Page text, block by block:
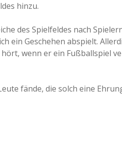
hinzu.
des Spielfeldes nach
ein Geschehen abspielt.
wenn er ein Fußballspiel
fände, die solch eine